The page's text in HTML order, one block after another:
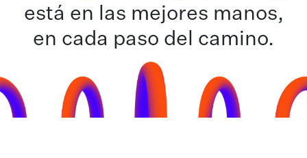
está en las mejores manos,
en cada paso del camino.